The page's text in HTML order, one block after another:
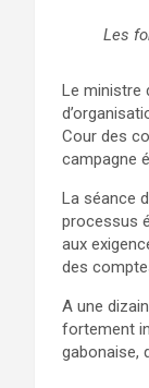
Les
Le ministre
Cour des
campagne
La séance
processus
aux
des
A une
fortement
gabonaise,